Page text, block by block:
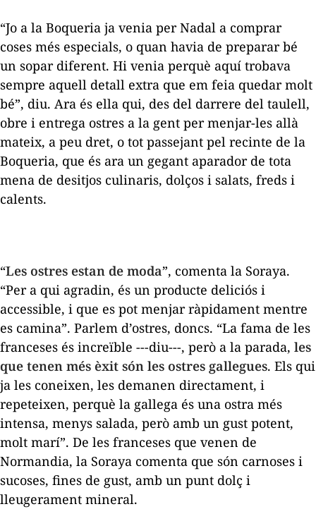
“Jo a la Boqueria ja venia per Nadal a comprar
coses més especials, o quan havia de preparar bé
un sopar diferent. Hi venia perquè aquí trobava
sempre aquell detall extra que em feia quedar molt
bé”, diu. Ara és ella qui, des del darrere del taulell,
obre i entrega ostres a la gent per menjar-les allà
mateix, a peu dret, o tot passejant pel recinte de la
Boqueria, que és ara un gegant aparador de tota
mena de desitjos culinaris, dolços i salats, freds i
calents.
“Les ostres estan de moda”, comenta la Soraya.
“Per a qui agradin, és un producte deliciós i
accessible, i que es pot menjar ràpidament mentre
es camina”. Parlem d’ostres, doncs. “La fama de les
franceses és increïble ---diu---, però a la parada, les
que tenen més èxit són les ostres gallegues. Els qui
ja les coneixen, les demanen directament, i
repeteixen, perquè la gallega és una ostra més
intensa, menys salada, però amb un gust potent,
molt marí”. De les franceses que venen de
Normandia, la Soraya comenta que són carnoses i
sucoses, fines de gust, amb un punt dolç i
lleugerament mineral.